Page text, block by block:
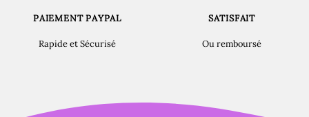
PAIEMENT PAYPAL
Rapide et Sécurisé
SATISFAIT
Ou remboursé